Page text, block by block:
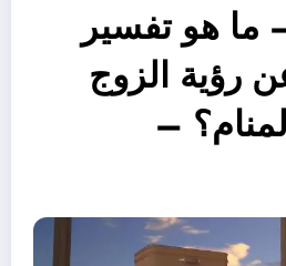
هو تفسير
رؤية الزوج
–